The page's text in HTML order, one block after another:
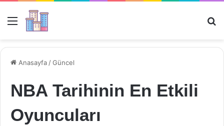
Menü
Anasayfa /Güncel
NBA Tarihinin En Etkili
Oyuncuları